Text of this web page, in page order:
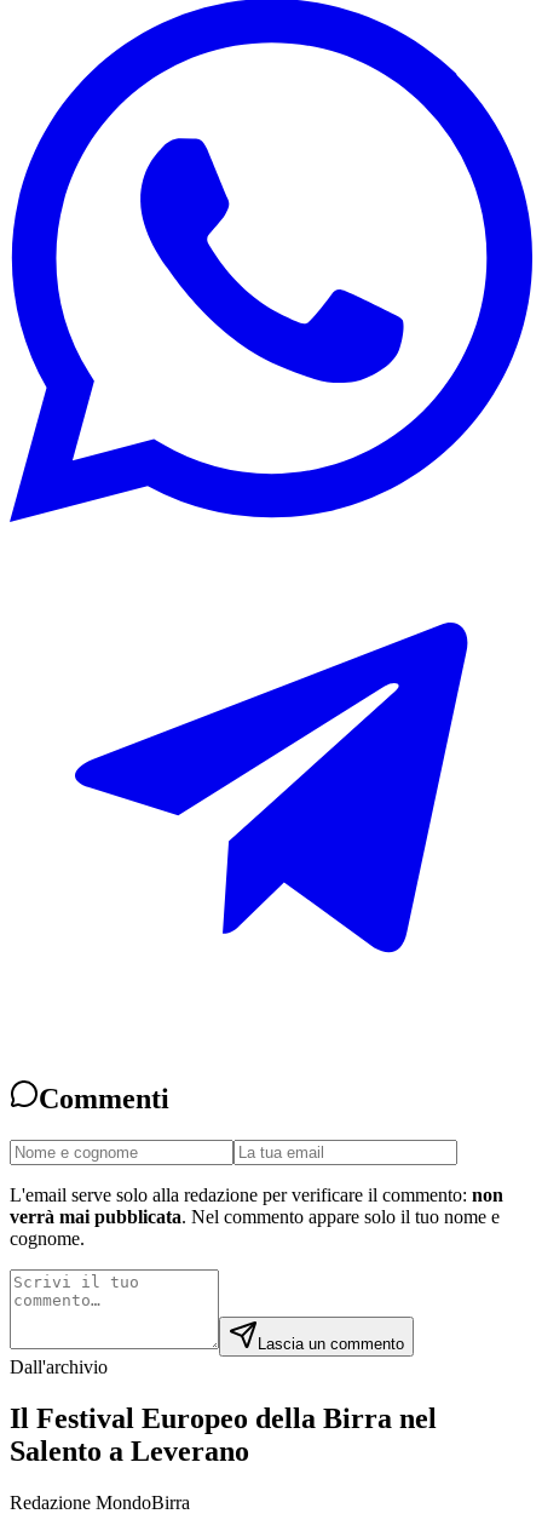
Commenti
L'email serve solo alla redazione per verificare il commento: non
verrà mai pubblicata. Nel commento appare solo il tuo nome e
cognome.
Lascia un commento
Dall'archivio
Il Festival Europeo della Birra nel
Salento a Leverano
Redazione MondoBirra